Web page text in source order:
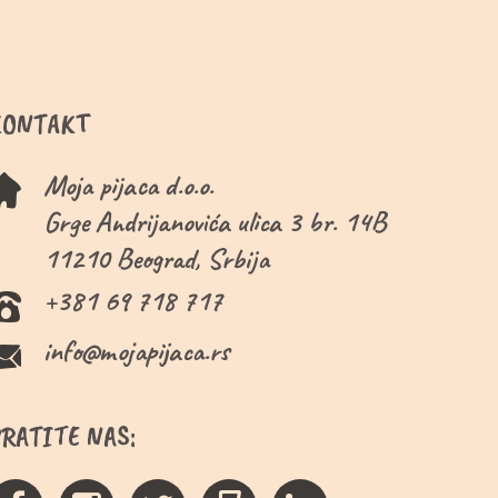
Moja pijaca d.o.o.
Grge Andrijanovića ulica 3 br. 14B
11210 Beograd, Srbija
+381 69 718 717
info@mojapijaca.rs
NAS: